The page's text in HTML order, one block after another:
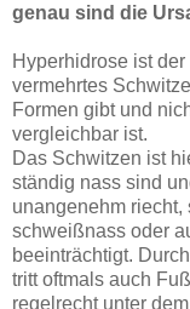
genau sind die
Hyperhidrose ist
vermehrtes
Formen gibt und
vergleichbar ist.
Das Schwitzen ist
ständig nass sind
unangenehm
schweißnass oder
beeinträchtigt.
tritt oftmals auch
regelrecht unter